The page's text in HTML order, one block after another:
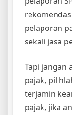
pelaporan
sekali jasa
Tapi jangan
pajak,
terjamin
pajak, jika